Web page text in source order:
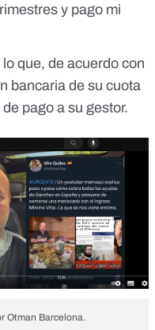
y pago mi
que, de acuerdo con
bancaria de su cuota
pago a su gestor.
Otman Barcelona.